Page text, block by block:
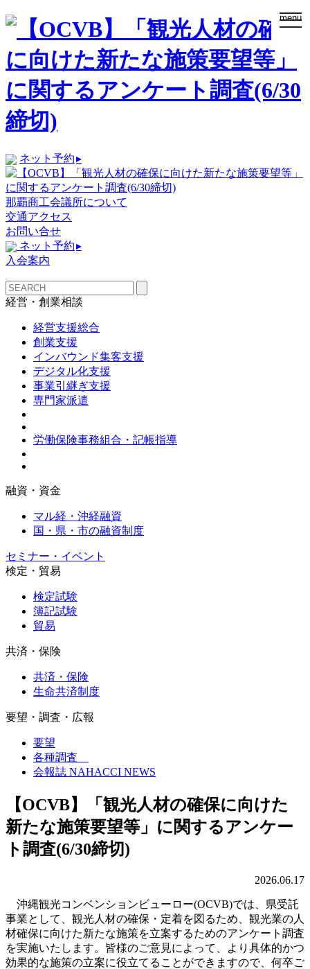
menu
ネット予約▸
那覇商工会議所について
交通アクセス
お問い合せ
ネット予約▸
入会案内
経営・創業相談
経営支援総合
創業支援
インバウンド集客支援
デジタル化支援
事業引継ぎ支援
専門家派遣
労働保険事務組合・記帳指導
融資・資金
マル経・沖経融資
国・県・市の融資制度
セミナー・イベント
検定・貿易
検定試験
簿記試験
貿易
共済・保険
共済・保険
生命共済制度
要望・調査・広報
要望
各種調査
会報誌 NAHACCI NEWS
【OCVB】「観光人材の確保に向けた
新たな施策要望等」に関するアンケー
ト調査(6/30締切)
2026.06.17
沖縄観光コンベンションビューロー(OCVB)では、県受託
事業として、観光人材の確保・定着を図るため、観光業の人
材確保に向けた新たな施策を立案するためのアンケート調査
を実施いたします。皆様のご意見によって、より具体的かつ
効果的な施策の立案に役立てることができますので、何卒ご